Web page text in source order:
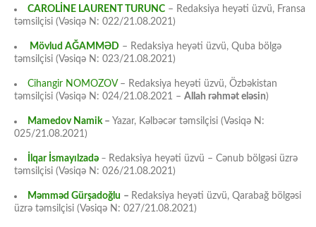
CAROLİNE LAURENT TURUNC – Redaksiya heyəti üzvü, Fransa
təmsilçisi (Vəsiqə N: 022/21.08.2021)
Mövlud AĞAMMƏD – Redaksiya heyəti üzvü, Quba bölgə
təmsilçisi (Vəsiqə N: 023/21.08.2021)
Cihangir NOMOZOV– Redaksiya heyəti üzvü, Özbəkistan
təmsilçisi (Vəsiqə N: 024/21.08.2021 – Allah rəhmət eləsin)
Mamedov Namik– Yazar, Kəlbəcər təmsilçisi (Vəsiqə N:
025/21.08.2021)
İlqar İsmayılzadə – Redaksiya heyəti üzvü – Cənub bölgəsi üzrə
təmsilçisi (Vəsiqə N: 026/21.08.2021)
Məmməd Gürşadoğlu – Redaksiya heyəti üzvü, Qarabağ bölgəsi
üzrə təmsilçisi (Vəsiqə N: 027/21.08.2021)